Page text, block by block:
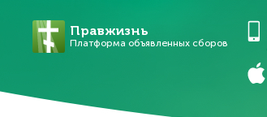
Правжизнь
Платформа объявленных сборов